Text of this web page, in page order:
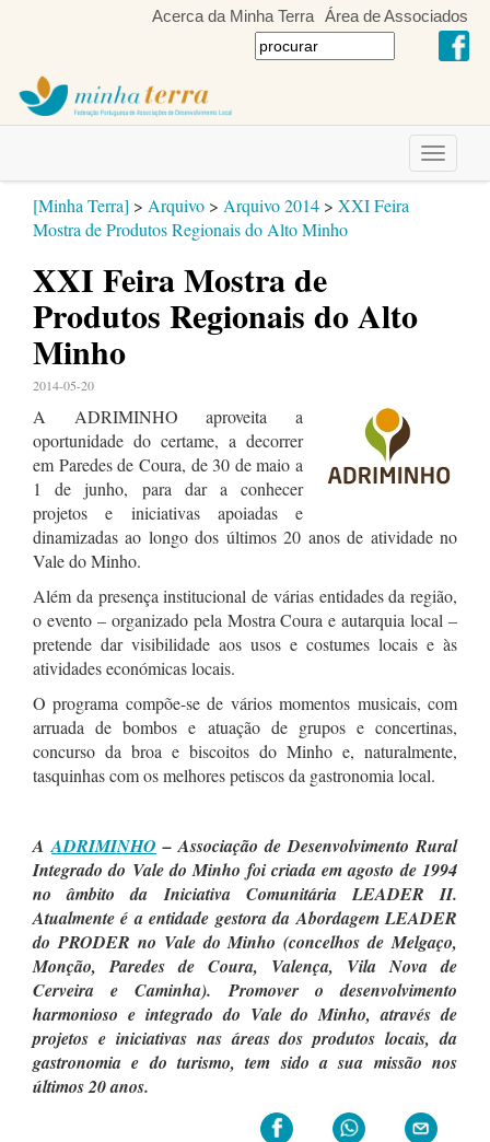
Acerca da Minha Terra Área de Associados
Toggle
[Minha Terra] > Arquivo > Arquivo 2014 > XXI Feira
Mostra de Produtos Regionais do Alto Minho
XXI Feira Mostra de
Produtos Regionais do Alto
Minho
2014-05-20
A ADRIMINHO aproveita a
oportunidade do certame, a decorrer
em Paredes de Coura, de 30 de maio a
1 de junho, para dar a conhecer
projetos e iniciativas apoiadas e
dinamizadas ao longo dos últimos 20 anos de atividade no
Vale do Minho.
Além da presença institucional de várias entidades da região,
o evento – organizado pela Mostra Coura e autarquia local –
pretende dar visibilidade aos usos e costumes locais e às
atividades económicas locais.
O programa compõe-se de vários momentos musicais, com
arruada de bombos e atuação de grupos e concertinas,
concurso da broa e biscoitos do Minho e, naturalmente,
tasquinhas com os melhores petiscos da gastronomia local.
AADRIMINHO – Associação de Desenvolvimento Rural
Integrado do Vale do Minho foi criada em agosto de 1994
no âmbito da Iniciativa Comunitária LEADER II.
Atualmente é a entidade gestora da Abordagem LEADER
do PRODER no Vale do Minho (concelhos de Melgaço,
Monção, Paredes de Coura, Valença, Vila Nova de
Cerveira e Caminha).Promover o desenvolvimento
harmonioso e integrado do Vale do Minho, através de
projetos e iniciativas nas áreas dos produtos locais, da
gastronomia e do turismo, tem sido a sua missão nos
últimos 20 anos.